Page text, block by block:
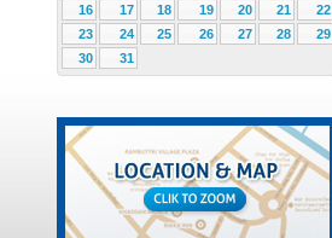
16
17 18 19 20 21
22
23
24 25 26 27 28
29
30
31